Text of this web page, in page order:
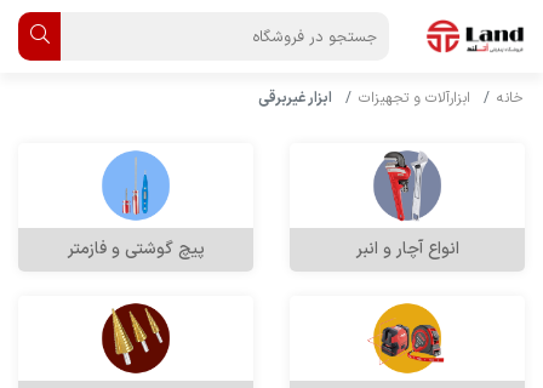
خانه ابزارآلات و تجهیزات ابزار غیربرقی
انواع آچار و انبر پیچ گوشتی و فازمتر